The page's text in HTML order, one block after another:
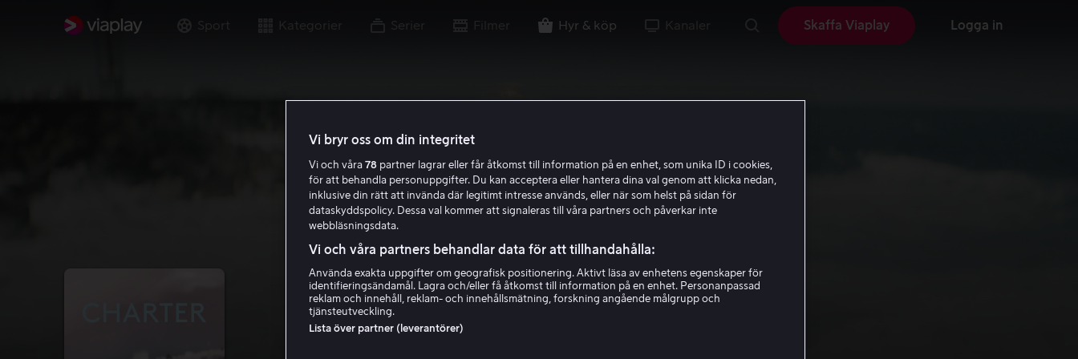
Sport Kategorier Serier Filmer Hyr & köp Kanaler Skaffa Viaplay Logga in
Vi bryr oss om din integritet
Vi och våra 78 partner lagrar eller får åtkomst till information på en enhet, som unika ID i cookies,
för att behandla personuppgifter. Du kan acceptera eller hantera dina val genom att klicka nedan,
inklusive din rätt att invända där legitimt intresse används, eller när som helst på sidan för
dataskyddspolicy. Dessa val kommer att signaleras till våra partners och påverkar inte
webbläsningsdata.
Vi och våra partners behandlar data för att tillhandahålla:
Använda exakta uppgifter om geografisk positionering. Aktivt läsa av enhetens egenskaper för
identifieringsändamål. Lagra och/eller få åtkomst till information på en enhet. Personanpassad
reklam och innehåll, reklam- och innehållsmätning, forskning angående målgrupp och
tjänsteutveckling.
Lista över partner (leverantörer)